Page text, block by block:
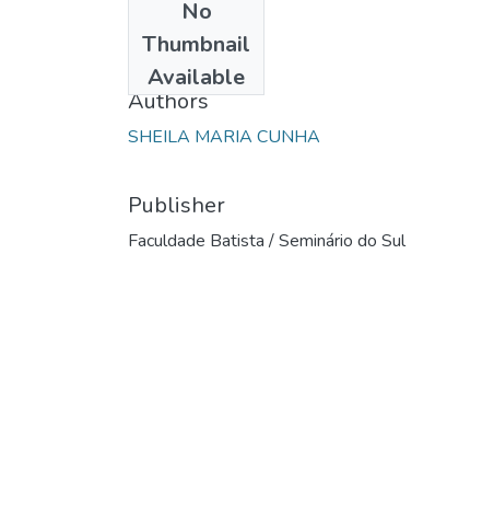
No
Thumbnail
Available
2003
Authors
SHEILA MARIA CUNHA
Publisher
Faculdade Batista / Seminário do Sul